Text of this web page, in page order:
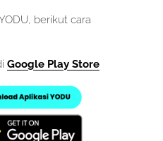
berikut cara
Google Play Store